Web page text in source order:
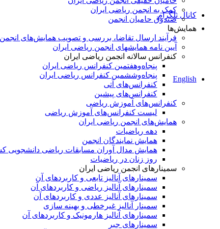
کانال تلگرام
English
کمک به انجمن ریاضی ایران
صندوق حامیان انجمن
همایش‌ها
فرآیند ارسال تقاضا، بررسی و تصویب همایش‌های انجمن
آیین نامه همایشهای انجمن ریاضی ایران
کنفرانس‌ سالانه انجمن ریاضی ایران
پنجاه‌و‌هفتمین کنفرانس ریاضی ایران
پنجاه‌و‌ششمین کنفرانس ریاضی ایران
کنفرانس‌های آتی
کنفرانس‎‌های پیشین
کنفرانس‌های آموزش ریاضی
لیست کنفرانس‌های آموزش ریاضی
همایش‌های انجمن ریاضی ایران
دهه ریاضیات
همایش نمایندگان انجمن
همایش مدال آوران مسابقات ریاضی دانشجویی
روز زنان در ریاضیات
سمینارهای انجمن ریاضی ایران
سمینارهای آنالیز تابعی و کاربردهای آن
سمینارهای آنالیز ریاضی و کاربردهای آن
سمینارهای آنالیز عددی و کاربردهای آن
سمینار آنالیز غیرخطی و بهینه سازی
سمینارهای آنالیز هارمونیک و کاربردهای آن
سمینار‌های جبر